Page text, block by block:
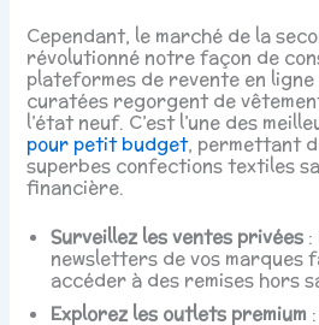
Cependant, le marché de la
révolutionné notre façon de
plateformes de revente en
curatées regorgent de
l’état neuf. C’est l’une des
pour petit budget, permettant
superbes confections textiles
financière.
Surveillez les ventes privées :
newsletters de vos marques
accéder à des remises hors
Explorez les outlets premium